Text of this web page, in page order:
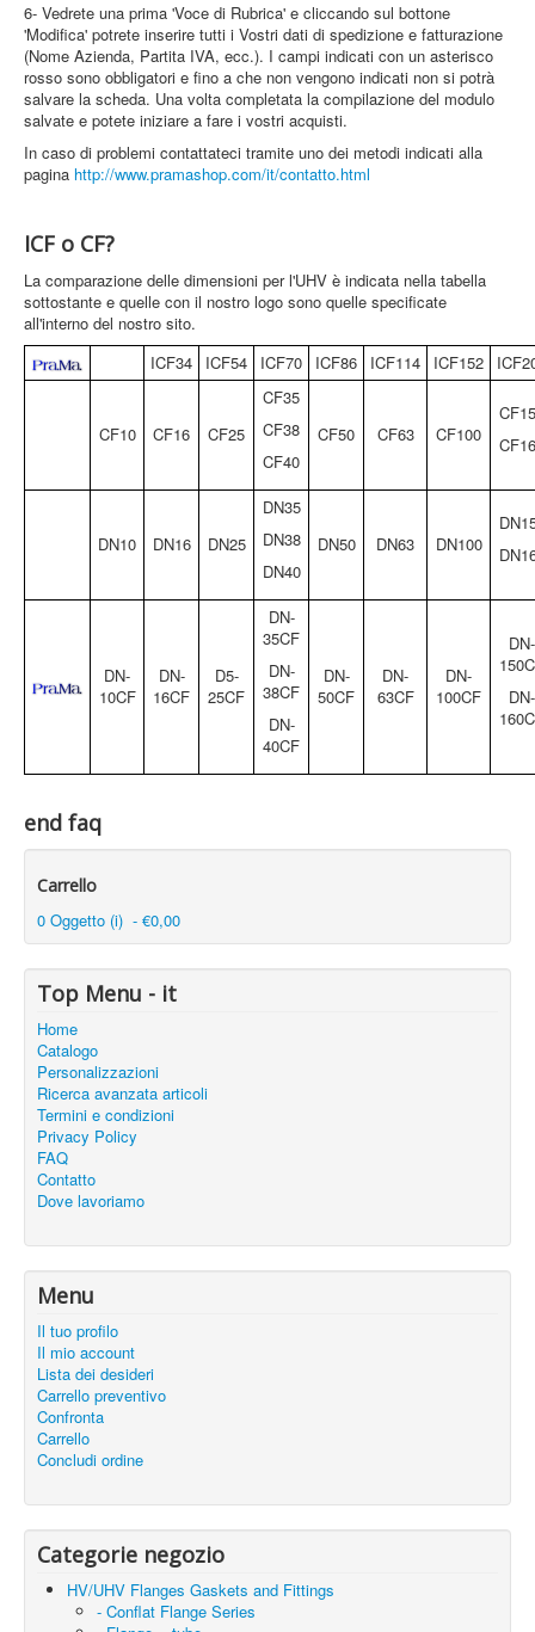
6- Vedrete una prima 'Voce di Rubrica' e cliccando sul bottone
'Modifica' potrete inserire tutti i Vostri dati di spedizione e fatturazione
(Nome Azienda, Partita IVA, ecc.). I campi indicati con un asterisco
rosso sono obbligatori e fino a che non vengono indicati non si potrà
salvare la scheda. Una volta completata la compilazione del modulo
salvate e potete iniziare a fare i vostri acquisti.
In caso di problemi contattateci tramite uno dei metodi indicati alla
pagina http://www.pramashop.com/it/contatto.html
ICF o CF?
La comparazione delle dimensioni per l'UHV è indicata nella tabella
sottostante e quelle con il nostro logo sono quelle specificate
all'interno del nostro sito.
ICF34
ICF54 ICF70 ICF86 ICF114 ICF152
CF10 CF16 CF25
CF35
CF38
CF40
CF50 CF63 CF100
DN10 DN16 DN25
DN35
DN38
DN40
DN50 DN63 DN100
DN-
10CF
DN-
16CF
D5-
25CF
DN-
35CF
DN-
38CF
DN-
40CF
DN-
50CF
DN-
63CF
DN-
100CF
DN-
DN-
end faq
Carrello
0 Oggetto (i) - €0,00
Top Menu - it
Home
Catalogo
Personalizzazioni
Ricerca avanzata articoli
Termini e condizioni
Privacy Policy
FAQ
Contatto
Dove lavoriamo
Menu
Il tuo profilo
Il mio account
Lista dei desideri
Carrello preventivo
Confronta
Carrello
Concludi ordine
Categorie negozio
HV/UHV Flanges Gaskets and Fittings
- Conflat Flange Series